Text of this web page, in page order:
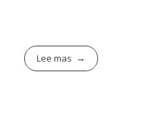
Lee mas